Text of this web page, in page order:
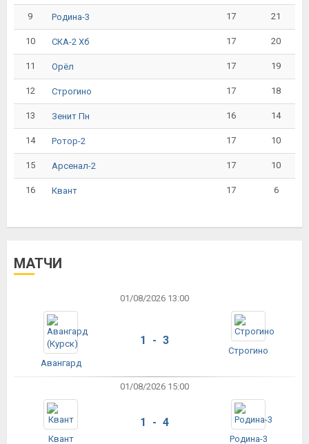
9 Родина-3 17 21
10 СКА-2 Хб 17 20
11 Орёл 17 19
12 Строгино 17 18
13 Зенит Пн 16 14
14 Ротор-2 17 10
15 Арсенал-2 17 10
16 Квант 17 6
МАТЧИ
01/08/2026 13:00
Авангард
1 - 3
Строгино
01/08/2026 15:00
Квант
1 - 4
Родина-3